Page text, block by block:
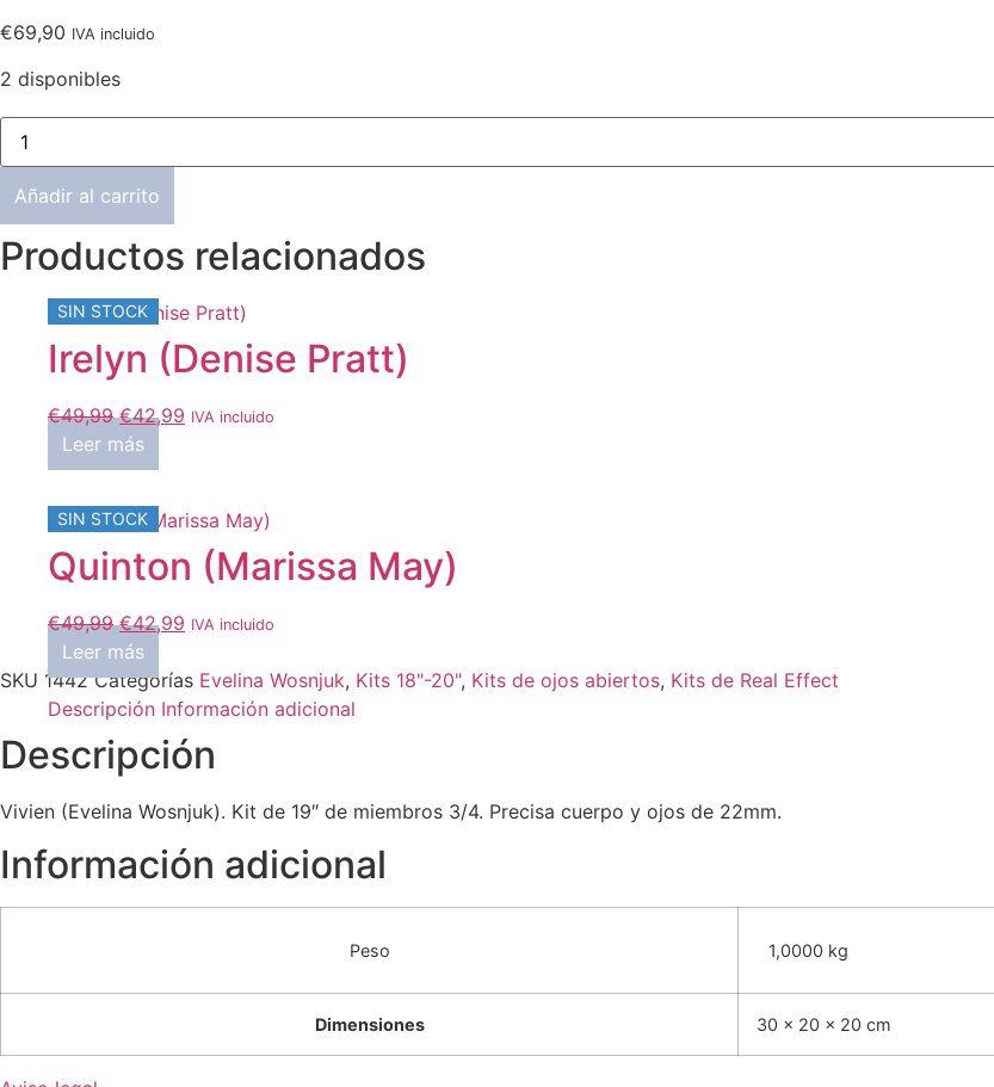
€69,90 IVA incluido
2 disponibles
Vivien
(Evelina
Wosnjuk)
cantidad
Añadir al carrito
Productos relacionados
SIN STOCK
Irelyn (Denise Pratt)
€49,99 El
precio
original
€49,99.
€42,99 El
€42,99.
IVA incluido
Leer más
SIN STOCK
Quinton (Marissa May)
€49,99 El
precio
original
era:
€49,99.
€42,99 El
actual
es:
€42,99.
IVA incluido
Leer más
SKU 1442Categorías Evelina Wosnjuk, Kits 18"-20", Kits de ojos abiertos, Kits de Real Effect
Descripción Información adicional
Descripción
Vivien (Evelina Wosnjuk). Kit de 19″ de miembros 3/4. Precisa cuerpo y ojos de 22mm.
Información adicional
Peso 1,0000 kg
Dimensiones 30 × 20 × 20 cm